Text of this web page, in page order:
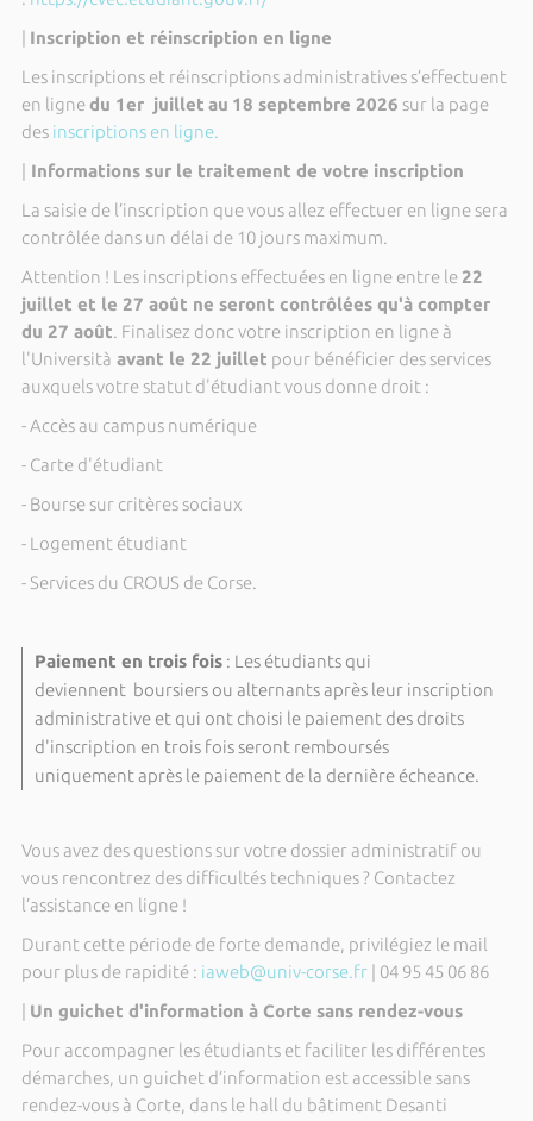
Inscription et réinscription en ligne
Les inscriptions et réinscriptions administratives s’effectuent
en lignedu 1er juillet au 18 septembre 2026 sur la page
des inscriptions en ligne.
Informations sur le traitement de votre inscription
La saisie de l’inscription que vous allez effectuer en ligne sera
contrôlée dans un délai de 10 jours maximum.
Attention ! Les inscriptions effectuées en ligne entre le 22
juillet et le 27 août ne seront contrôlées qu'à compter
du 27 août. Finalisez donc votre inscription en ligne à
l'Università avant le 22 juillet pour bénéficier des services
auxquels votre statut d'étudiant vous donne droit :
- Accès au campus numérique
- Carte d'étudiant
- Bourse sur critères sociaux
- Logement étudiant
- Services du CROUS de Corse.
Paiement en trois fois: Les étudiants qui
deviennent boursiers ou alternants après leur inscription
administrative et qui ont choisi le paiement des droits
d'inscription en trois fois seront remboursés
uniquement après le paiement de la dernière écheance.
Vous avez des questions sur votre dossier administratif ou
vous rencontrez des difficultés techniques ? Contactez
l’assistance en ligne !
Durant cette période de forte demande, privilégiez le mail
pour plus de rapidité : iaweb@univ-corse.fr| 04 95 45 06 86
Un guichet d'information à Corte sans rendez-vous
Pour accompagner les étudiants et faciliter les différentes
démarches, un guichet d’information est accessible sans
rendez-vous à Corte, dans le hall du bâtiment Desanti